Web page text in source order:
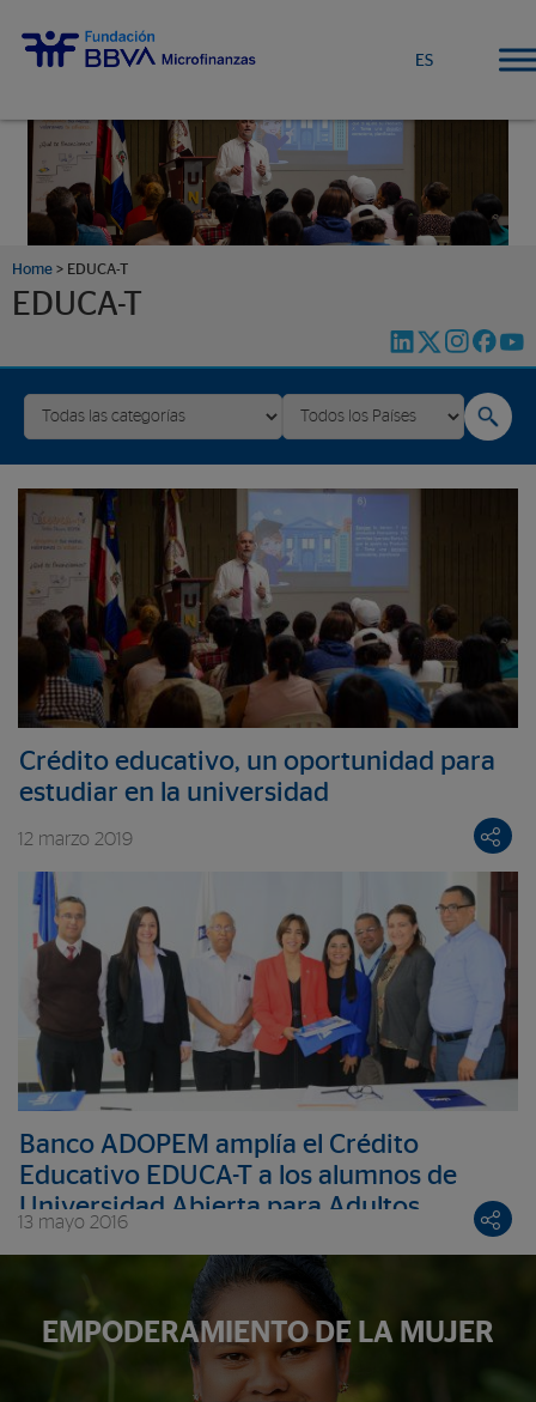
ES
Home > EDUCA-T
EDUCA-T
Crédito educativo, un oportunidad para
estudiar en la universidad
12 marzo 2019
Banco ADOPEM amplía el Crédito
Educativo EDUCA-T a los alumnos de
Universidad Abierta para Adultos
13 mayo 2016
EMPODERAMIENTO DE LA MUJER